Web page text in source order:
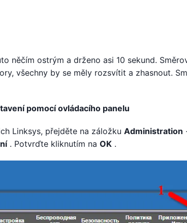
něčím ostrým a drženo asi 10 sekund.
všechny by se měly rozsvítit a zhasnout.
pomocí ovládacího panelu
Linksys, přejděte na záložku Administration
. Potvrďte kliknutím na OK .